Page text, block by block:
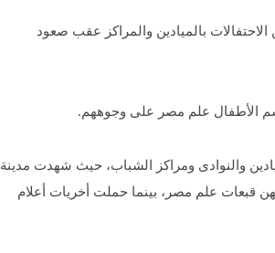
بالميادين والمراكز عقب صعود
والنوادى ومراكز الشباب، حيث شهدت مدينة
قبعات علم مصر، بينما حملت أخريات أعلام